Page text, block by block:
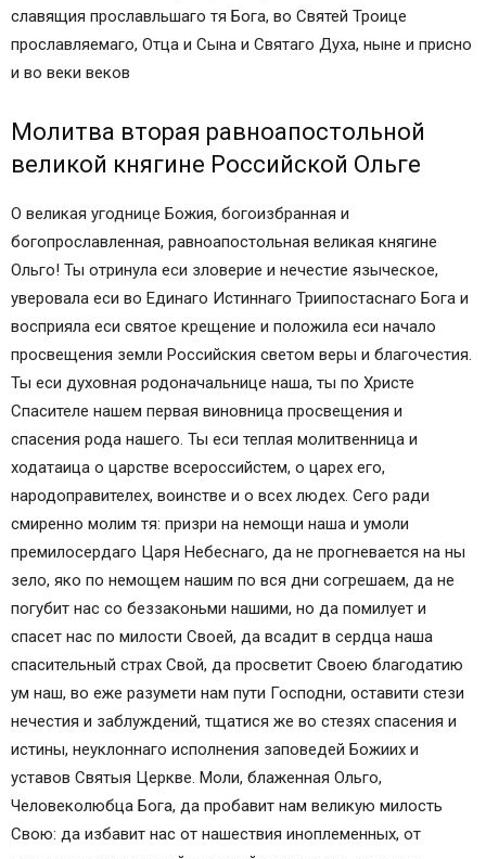
славящия прославльшаго тя Бога, во Святей Троице
прославляемаго, Отца и Сына и Святаго Духа, ныне и присно
и во веки веков
Молитва вторая равноапостольной
великой княгине Российской Ольге
О великая угоднице Божия, богоизбранная и
богопрославленная, равноапостольная великая княгине
Ольго! Ты отринула еси зловерие и нечестие языческое,
уверовала еси во Единаго Истиннаго Триипостаснаго Бога и
восприяла еси святое крещение и положила еси начало
просвещения земли Российския светом веры и благочестия.
Ты еси духовная родоначальнице наша, ты по Христе
Спасителе нашем первая виновница просвещения и
спасения рода нашего. Ты еси теплая молитвенница и
ходатаица о царстве всероссийстем, о царех его,
народоправителех, воинстве и о всех людех. Сего ради
смиренно молим тя: призри на немощи наша и умоли
премилосердаго Царя Небеснаго, да не прогневается на ны
зело, яко по немощем нашим по вся дни согрешаем, да не
погубит нас со беззаконьми нашими, но да помилует и
спасет нас по милости Своей, да всадит в сердца наша
спасительный страх Свой, да просветит Своею благодатию
ум наш, во еже разумети нам пути Господни, оставити стези
нечестия и заблуждений, тщатися же во стезях спасения и
истины, неуклоннаго исполнения заповедей Божиих и
уставов Святыя Церкве. Моли, блаженная Ольго,
Человеколюбца Бога, да пробавит нам великую милость
Свою: да избавит нас от нашествия иноплеменных, от